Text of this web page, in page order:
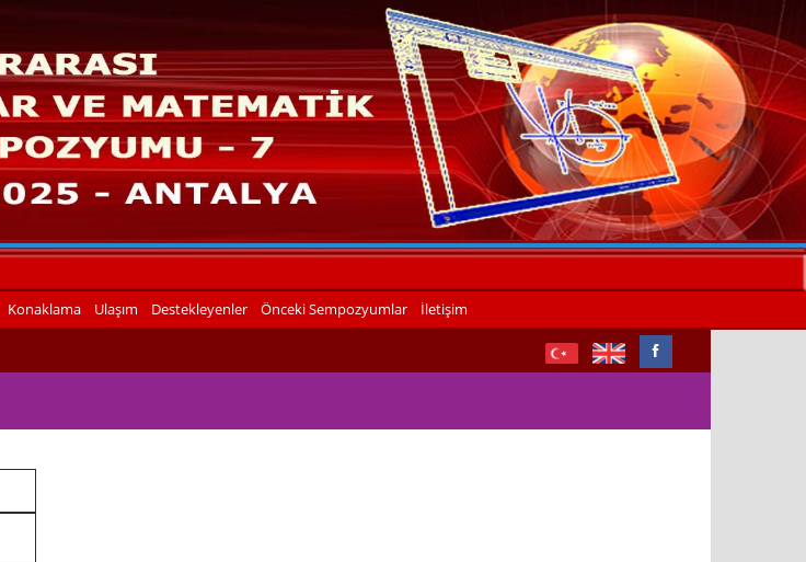
Konaklama Ulaşım Destekleyenler Önceki Sempozyumlar İletişim